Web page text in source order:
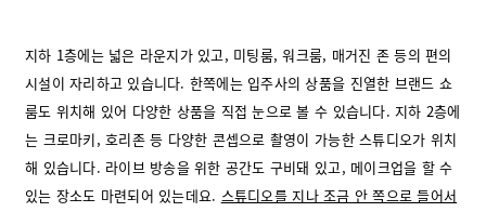
지하 1층에는 넓은 라운지가 있고, 미팅룸, 워크룸, 매거진 존 등의 편의
시설이 자리하고 있습니다. 한쪽에는 입주사의 상품을 진열한 브랜드 쇼
룸도 위치해 있어 다양한 상품을 직접 눈으로 볼 수 있습니다.지하 2층에
는 크로마키, 호리존 등 다양한 콘셉으로 촬영이 가능한 스튜디오가 위치
해 있습니다. 라이브 방송을 위한 공간도 구비돼 있고, 메이크업을 할 수
있는 장소도 마련되어 있는데요. 스튜디오를 지나 조금 안 쪽으로 들어서